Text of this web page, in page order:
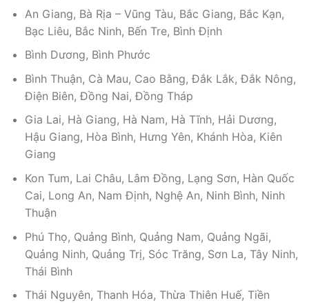
An Giang, Bà Rịa – Vũng Tàu, Bắc Giang, Bắc Kạn,
Bạc Liêu, Bắc Ninh, Bến Tre, Bình Định
Bình Dương, Bình Phước
Bình Thuận, Cà Mau, Cao Bằng, Đắk Lắk, Đắk Nông,
Điện Biên, Đồng Nai, Đồng Tháp
Gia Lai, Hà Giang, Hà Nam, Hà Tĩnh, Hải Dương,
Hậu Giang, Hòa Bình, Hưng Yên, Khánh Hòa, Kiên
Giang
Kon Tum, Lai Châu, Lâm Đồng, Lạng Sơn, Hàn Quốc
Cai, Long An, Nam Định, Nghệ An, Ninh Bình, Ninh
Thuận
Phú Thọ, Quảng Bình, Quảng Nam, Quảng Ngãi,
Quảng Ninh, Quảng Trị, Sóc Trăng, Sơn La, Tây Ninh,
Thái Bình
Thái Nguyên, Thanh Hóa, Thừa Thiên Huế, Tiền